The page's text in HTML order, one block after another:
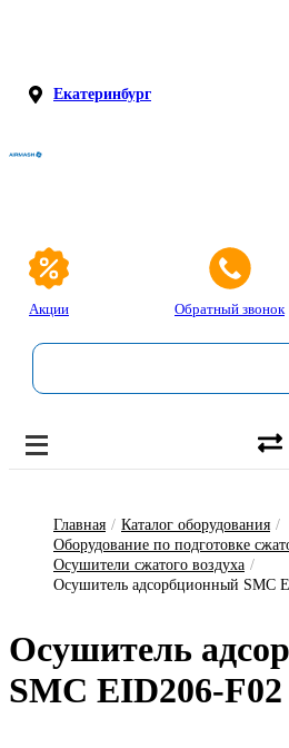
Екатеринбург
Акции Обратный звонок
Главная / Каталог оборудования /
Оборудование по подготовке
Осушители сжатого воздуха /
Осушитель адсорбционный SMC
О­су­ши­тель
SMC EID206-F02